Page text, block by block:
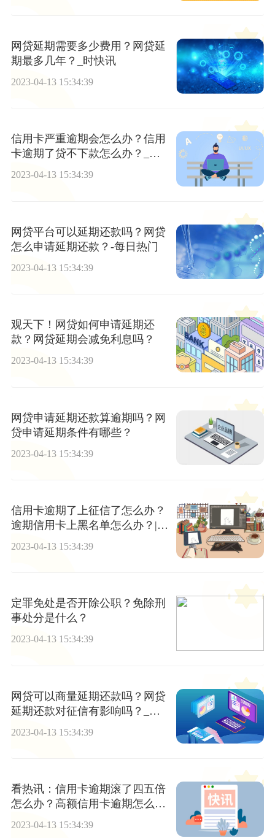
网贷延期需要多少费用？网贷延
期最多几年？_时快讯
2023-04-13 15:34:39
信用卡严重逾期会怎么办？信用
卡逾期了贷不下款怎么办？_世
界看点
2023-04-13 15:34:39
网贷平台可以延期还款吗？网贷
怎么申请延期还款？-每日热门
2023-04-13 15:34:39
观天下！网贷如何申请延期还
款？网贷延期会减免利息吗？
2023-04-13 15:34:39
网贷申请延期还款算逾期吗？网
贷申请延期条件有哪些？
2023-04-13 15:34:39
信用卡逾期了上征信了怎么办？
逾期信用卡上黑名单怎么办？|热
2023-04-13 15:34:39
定罪免处是否开除公职？免除刑
事处分是什么？
2023-04-13 15:34:39
网贷可以商量延期还款吗？网贷
延期还款对征信有影响吗？_环
2023-04-13 15:34:39
看热讯：信用卡逾期滚了四五倍
怎么办？高额信用卡逾期怎么
办？
2023-04-13 15:34:39